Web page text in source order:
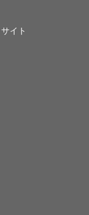
イト